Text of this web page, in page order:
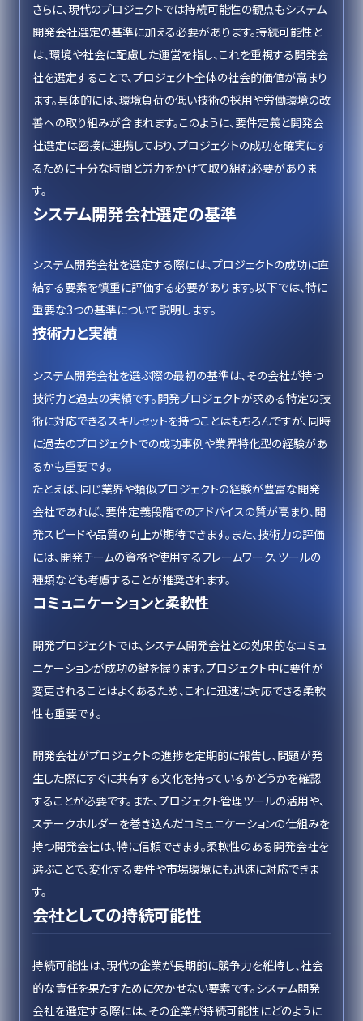
さらに、現代のプロジェクトでは持続可能性の観点もシステム
開発会社選定の基準に加える必要があります。持続可能性と
は、環境や社会に配慮した運営を指し、これを重視する開発会
社を選定することで、プロジェクト全体の社会的価値が高まり
ます。具体的には、環境負荷の低い技術の採用や労働環境の改
善への取り組みが含まれます。このように、要件定義と開発会
社選定は密接に連携しており、プロジェクトの成功を確実にす
るために十分な時間と労力をかけて取り組む必要がありま
す。
システム開発会社選定の基準
システム開発会社を選定する際には、プロジェクトの成功に直
結する要素を慎重に評価する必要があります。以下では、特に
重要な3つの基準について説明します。
技術力と実績
システム開発会社を選ぶ際の最初の基準は、その会社が持つ
技術力と過去の実績です。開発プロジェクトが求める特定の技
術に対応できるスキルセットを持つことはもちろんですが、同時
に過去のプロジェクトでの成功事例や業界特化型の経験があ
るかも重要です。
たとえば、同じ業界や類似プロジェクトの経験が豊富な開発
会社であれば、要件定義段階でのアドバイスの質が高まり、開
発スピードや品質の向上が期待できます。また、技術力の評価
には、開発チームの資格や使用するフレームワーク、ツールの
種類なども考慮することが推奨されます。
コミュニケーションと柔軟性
開発プロジェクトでは、システム開発会社との効果的なコミュ
ニケーションが成功の鍵を握ります。プロジェクト中に要件が
変更されることはよくあるため、これに迅速に対応できる柔軟
性も重要です。
開発会社がプロジェクトの進捗を定期的に報告し、問題が発
生した際にすぐに共有する文化を持っているかどうかを確認
することが必要です。また、プロジェクト管理ツールの活用や、
ステークホルダーを巻き込んだコミュニケーションの仕組みを
持つ開発会社は、特に信頼できます。柔軟性のある開発会社を
選ぶことで、変化する要件や市場環境にも迅速に対応できま
す。
会社としての持続可能性
持続可能性は、現代の企業が長期的に競争力を維持し、社会
的な責任を果たすために欠かせない要素です。システム開発
会社を選定する際には、その企業が持続可能性にどのように